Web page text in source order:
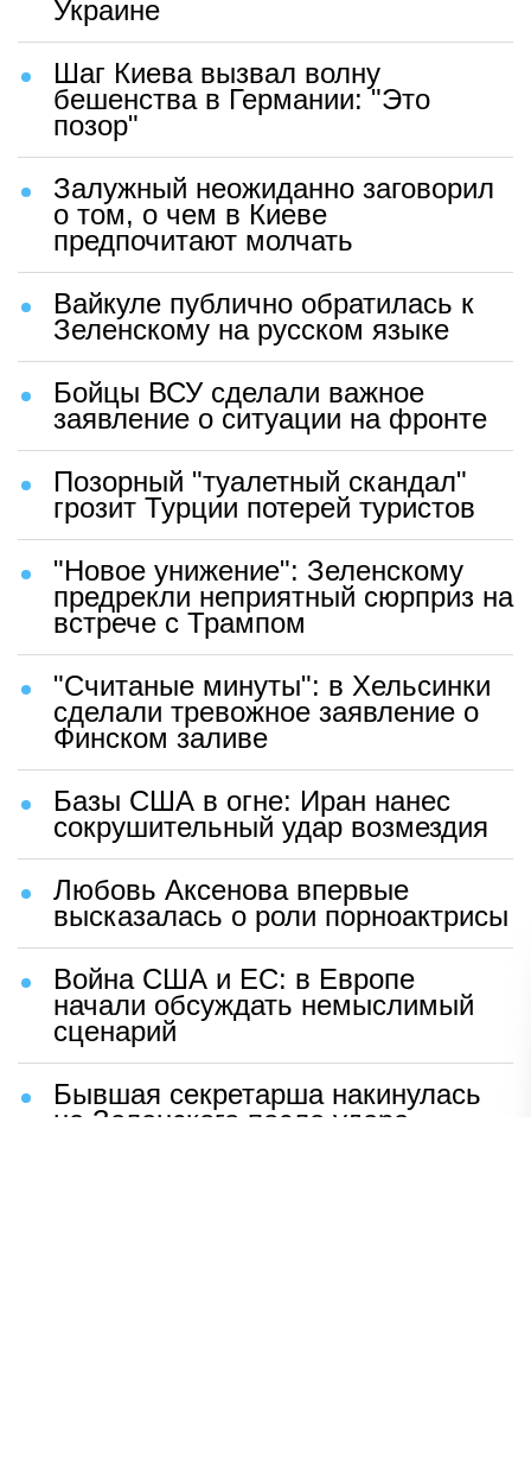
Украине
Шаг Киева вызвал волну
бешенства в Германии: "Это
позор"
Залужный неожиданно заговорил
о том, о чем в Киеве
предпочитают молчать
Вайкуле публично обратилась к
Зеленскому на русском языке
Бойцы ВСУ сделали важное
заявление о ситуации на фронте
Позорный "туалетный скандал"
грозит Турции потерей туристов
"Новое унижение": Зеленскому
предрекли неприятный сюрприз на
встрече с Трампом
"Считаные минуты": в Хельсинки
сделали тревожное заявление о
Финском заливе
Базы США в огне: Иран нанес
сокрушительный удар возмездия
Любовь Аксенова впервые
высказалась о роли порноактрисы
Война США и ЕС: в Европе
начали обсуждать немыслимый
сценарий
Бывшая секретарша накинулась
на Зеленского после удара